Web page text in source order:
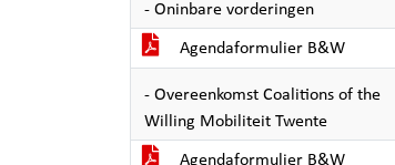
- Oninbare vorderingen
Agendaformulier B&W
- Overeenkomst Coalitions of the
Willing Mobiliteit Twente
Agendaformulier B&W